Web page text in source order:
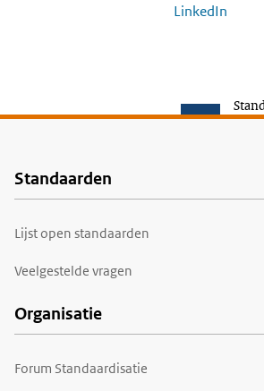
LinkedIn
Voet
Standaarden
Lijst open standaarden
Veelgestelde vragen
Organisatie
Forum Standaardisatie